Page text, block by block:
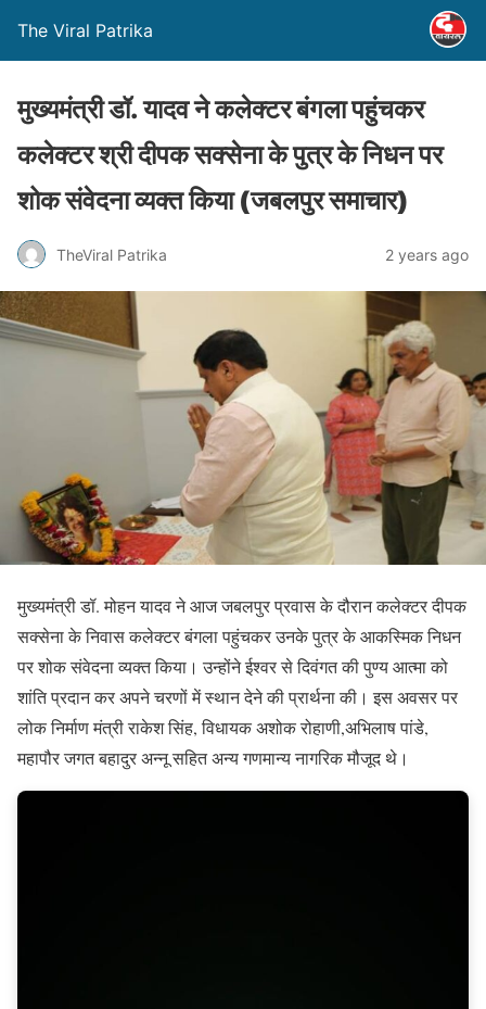
The Viral Patrika
मुख्‍यमंत्री डॉ. यादव ने कलेक्‍टर बंगला पहुंचकर
कलेक्‍टर श्री दीपक सक्‍सेना के पुत्र के निधन पर
शोक संवेदना व्‍य‍क्‍त किया (जबलपुर समाचार)
TheViral Patrika 2 years ago
मुख्‍यमंत्री डॉ. मोहन यादव ने आज जबलपुर प्रवास के दौरान कलेक्‍टर दीपक
सक्‍सेना के निवास कलेक्‍टर बंगला पहुंचकर उनके पुत्र के आकस्‍मिक निधन
पर शोक संवेदना व्‍यक्‍त किया। उन्‍होंने ईश्‍वर से दिवंगत की पुण्‍य आत्‍मा को
शांति प्रदान कर अपने चरणों में स्‍थान देने की प्रार्थना की। इस अवसर पर
लोक निर्माण मंत्री राकेश सिंह, विधायक अशोक रोहाणी,अभिलाष पांडे,
महापौर जगत बहादुर अन्‍नू सहित अन्‍य गणमान्‍य नागरिक मौजूद थे।